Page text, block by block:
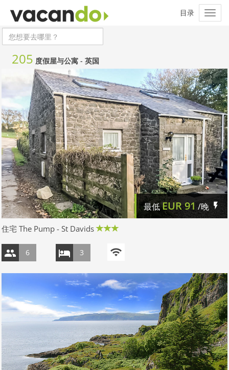
205 度假屋与公寓 - 英国
最低EUR91/晚
住宅 The Pump - St Davids
6 3